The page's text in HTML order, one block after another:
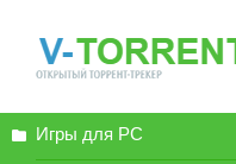
Игры для PC